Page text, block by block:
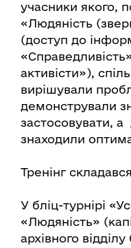
учасники якого,
«Людяність
(доступ до
активісти»),
вирішували
демонстрували
застосовувати, а
знаходили
Тренінг
У бліц-турнірі
«Людяність»
архівного